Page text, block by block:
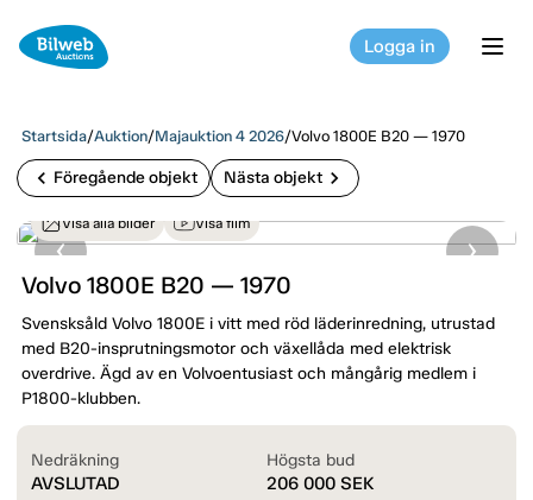
Logga in
Startsida/Auktion/Majauktion 4 2026/Volvo 1800E B20 — 1970
chevron_left Föregående objekt Nästa objekt chevron_right
Visa alla bilder Visa film
Volvo 1800E B20 — 1970
Svensksåld Volvo 1800E i vitt med röd läderinredning, utrustad
med B20-insprutningsmotor och växellåda med elektrisk
overdrive. Ägd av en Volvoentusiast och mångårig medlem i
P1800-klubben.
Nedräkning
AVSLUTAD
Högsta bud
206 000 SEK